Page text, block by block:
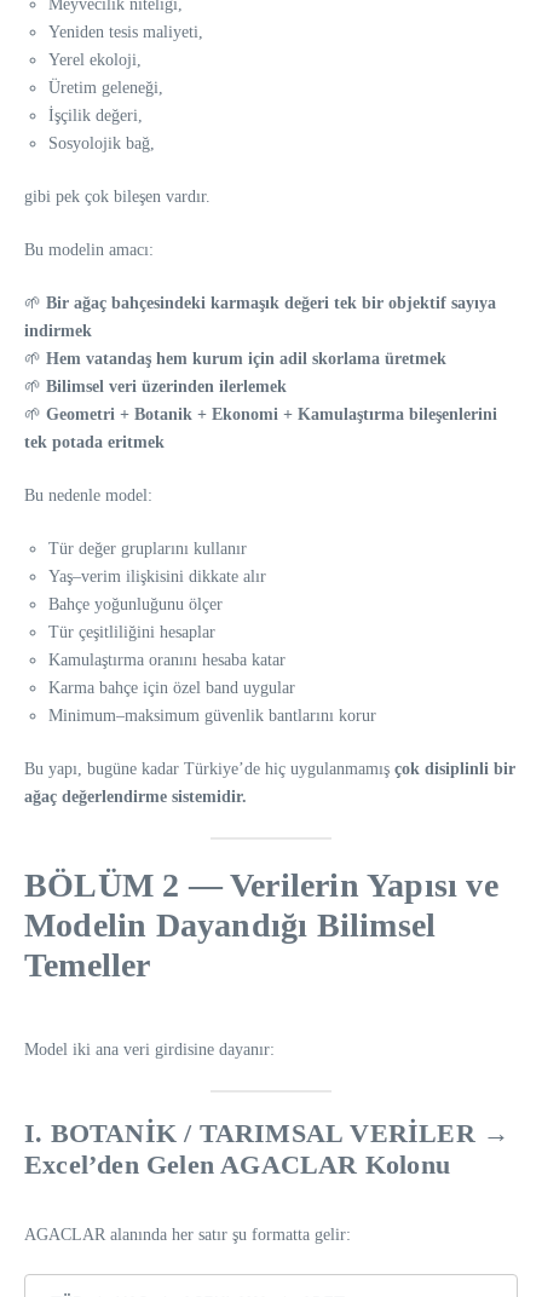
Meyvecilik niteliği,
Yeniden tesis maliyeti,
Yerel ekoloji,
Üretim geleneği,
İşçilik değeri,
Sosyolojik bağ,
gibi pek çok bileşen vardır.
Bu modelin amacı:
🌱 Bir ağaç bahçesindeki karmaşık değeri tek bir objektif sayıya
indirmek
🌱 Hem vatandaş hem kurum için adil skorlama üretmek
🌱 Bilimsel veri üzerinden ilerlemek
🌱 Geometri + Botanik + Ekonomi + Kamulaştırma bileşenlerini
tek potada eritmek
Bu nedenle model:
Tür değer gruplarını kullanır
Yaş–verim ilişkisini dikkate alır
Bahçe yoğunluğunu ölçer
Tür çeşitliliğini hesaplar
Kamulaştırma oranını hesaba katar
Karma bahçe için özel band uygular
Minimum–maksimum güvenlik bantlarını korur
Bu yapı, bugüne kadar Türkiye’de hiç uygulanmamış çok disiplinli bir
ağaç değerlendirme sistemidir.
BÖLÜM 2 — Verilerin Yapısı ve
Modelin Dayandığı Bilimsel
Temeller
Model iki ana veri girdisine dayanır:
I. BOTANİK / TARIMSAL VERİLER →
Excel’den Gelen AGACLAR Kolonu
AGACLAR alanında her satır şu formatta gelir: